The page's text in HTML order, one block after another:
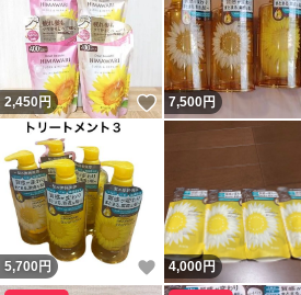
2,450 円 いいね！
7,500円
5,700 円 いいね！
4,000円